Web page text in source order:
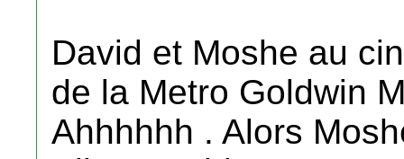
David et Moshe au
de la Metro Goldwin
Ahhhhhh . Alors